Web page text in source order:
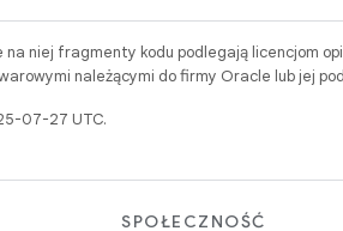
na niej fragmenty kodu podlegają licencjom
należącymi do firmy Oracle lub jej
07-27 UTC.
SPOŁECZNOŚĆ